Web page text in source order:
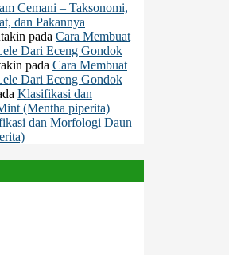
Cemani – Taksonomi,
dan Pakannya
pada Cara Membuat
Dari Eceng Gondok
pada Cara Membuat
Dari Eceng Gondok
Klasifikasi dan
(Mentha piperita)
dan Morfologi Daun